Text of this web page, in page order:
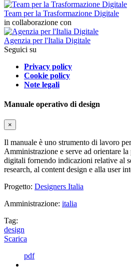
Team per la Trasformazione Digitale
in collaborazione con
Agenzia per l'Italia Digitale
Seguici su
Privacy policy
Cookie policy
Note legali
Manuale operativo di design
×
Il manuale è uno strumento di lavoro
Amministrazione e serve ad orientare
digitali fornendo indicazioni relative al
research, al content design e alla user
Progetto: Designers Italia
Amministrazione: italia
Tag:
design
Scarica
pdf